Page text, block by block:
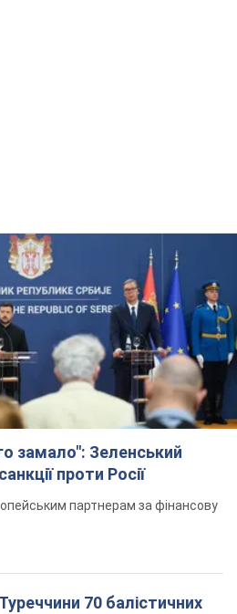
замало": Зеленський
проти Росії
партнерам за фінансову
70 балістичних